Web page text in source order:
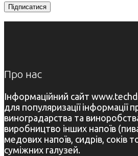
Про нас
Інформаційний сайт
для популяризації інформації
виноградарства та
виробництво інших напоїв
медових напоїв, сидрів, соків
суміжних галузей.